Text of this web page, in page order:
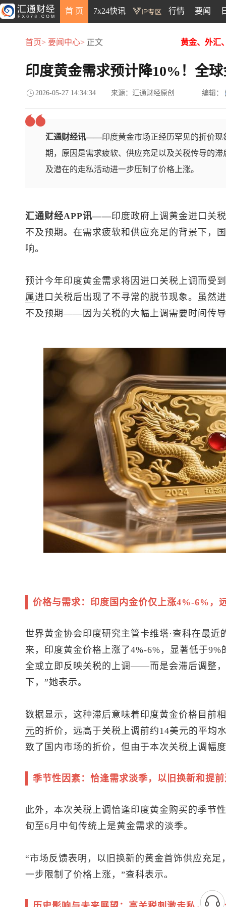
首 页 7x24快讯 行情 要闻
首页> 要闻中心> 正文 黄金、外汇
印度黄金需求预计降10%！全
2026-05-27 14:34:34 来源：汇通财经原创 编辑：
汇通财经讯——印度黄金市场正经历罕见的折价
期，原因是需求疲软、供应充足以及关税传导的
及潜在的走私活动进一步压制了价格上涨。
汇通财经APP讯——印度政府上调黄金进口关
不及预期。在需求疲软和供应充足的背景下，
响。
预计今年印度黄金需求将因进口关税上调而受
属进口关税后出现了不寻常的脱节现象。虽然
不及预期——因为关税的大幅上调需要时间传
价格与需求：印度国内金价仅上涨4%-6%，
世界黄金协会印度研究主管卡维塔·查科在最
来，印度黄金价格上涨了4%-6%，显著低于
全或立即反映关税的上调——而是会滞后调整
下，”她表示。
数据显示，这种滞后意味着印度黄金价格目前
元的折价，远高于关税上调前约14美元的平均
致了国内市场的折价，但由于本次关税上调幅
季节性因素：恰逢需求淡季，以旧换新和提
此外，本次关税上调恰逢印度黄金购买的季
旬至6月中旬传统上是黄金需求的淡季。
“市场反馈表明，以旧换新的黄金首饰供应充
一步限制了价格上涨，”查科表示。